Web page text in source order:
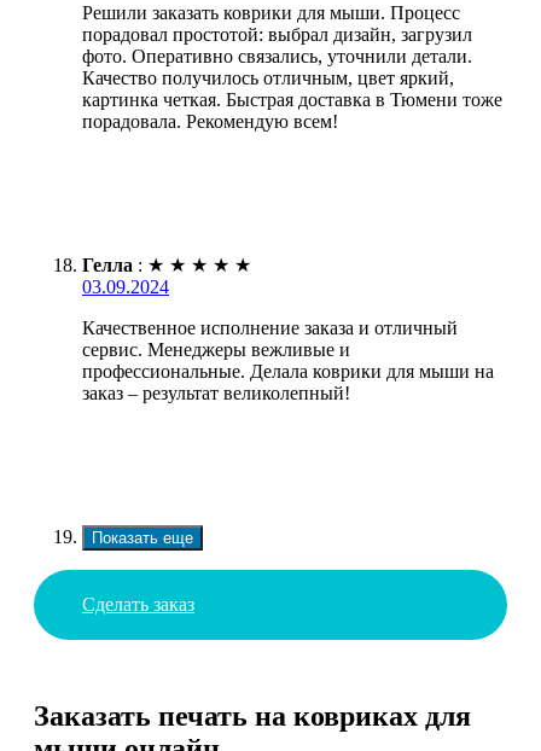
Решили заказать коврики для мыши. Процесс
порадовал простотой: выбрал дизайн, загрузил
фото. Оперативно связались, уточнили детали.
Качество получилось отличным, цвет яркий,
картинка четкая. Быстрая доставка в Тюмени тоже
порадовала. Рекомендую всем!
Гелла : ★ ★ ★ ★ ★
03.09.2024
Качественное исполнение заказа и отличный
сервис. Менеджеры вежливые и
профессиональные. Делала коврики для мыши на
заказ – результат великолепный!
Показать еще
Сделать заказ
Заказать печать на ковриках для